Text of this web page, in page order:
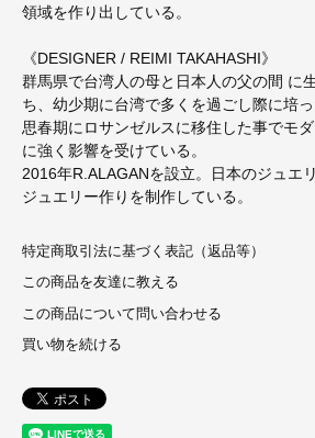
領域を作り出している。
《DESIGNER / REIMI TAKAHASHI》
群馬県で台湾人の母と日本人の父の間 に
ち、幼少期に台湾で多くを過ごし際に培
思春期にロサンゼルスに移住した事でモ
に強く影響を受けている。
2016年R.ALAGANを設立。日本のジュエ
ジュエリー作りを制作している。
特定商取引法に基づく表記（返品等）
この商品を友達に教える
この商品について問い合わせる
買い物を続ける